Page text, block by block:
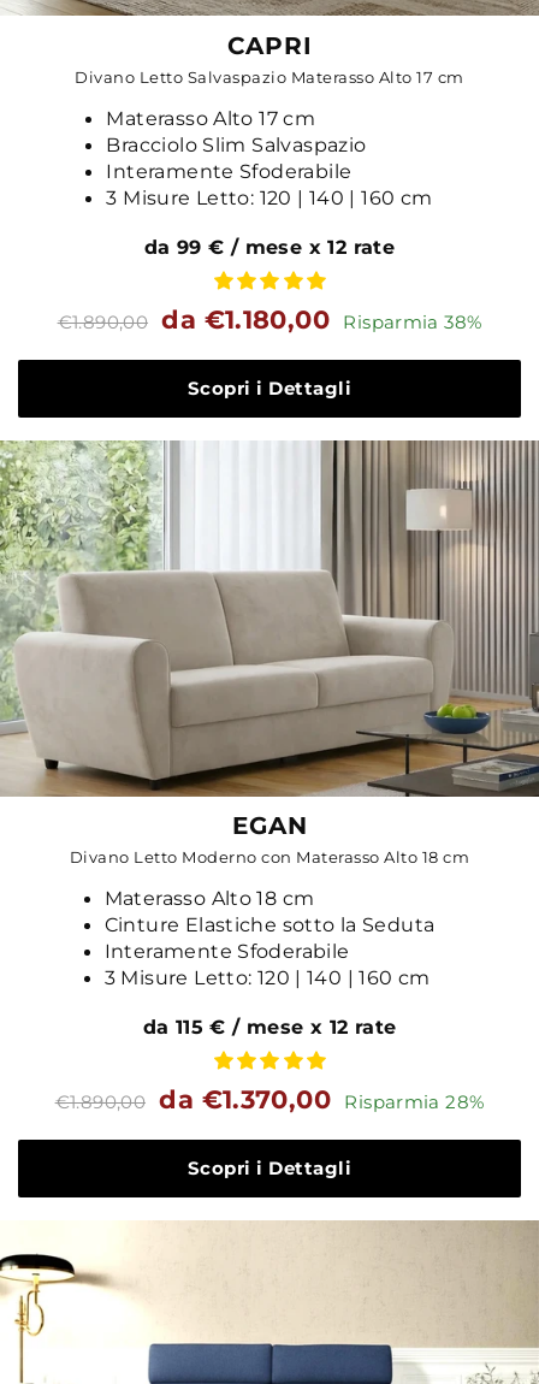
CAPRI
Divano Letto Salvaspazio Materasso Alto 17 cm
Materasso Alto 17 cm
Bracciolo Slim Salvaspazio
Interamente Sfoderabile
3 Misure Letto: 120 | 140 | 160 cm
da 99 € / mese x 12 rate
Prezzo
standard
€1.890,00 Prezzo
da €1.180,00 Risparmia 38%
Scopri i Dettagli
EGAN
Divano Letto Moderno con Materasso Alto 18 cm
Materasso Alto 18 cm
Cinture Elastiche sotto la Seduta
Interamente Sfoderabile
3 Misure Letto: 120 | 140 | 160 cm
da 115 € / mese x 12 rate
Prezzo
standard
€1.890,00 Prezzo
da €1.370,00 Risparmia 28%
Scopri i Dettagli